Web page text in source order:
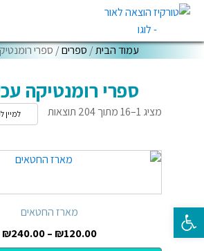
עמוד הבית/ ספרים/ ספרי
ספרי רומנטיקה
מציג 1–16 מתוך 204 תוצאות
מארז החטאים
₪120.00
–
₪240.00
פתח סרגל נגישות